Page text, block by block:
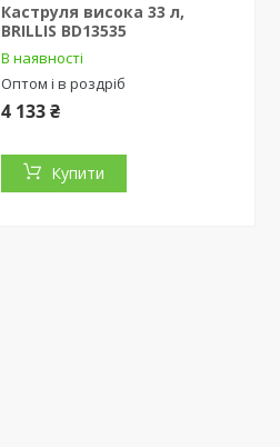
Каструля висока 33 л,
BRILLIS BD13535
В наявності
Оптом і в роздріб
4 133 ₴
Купити